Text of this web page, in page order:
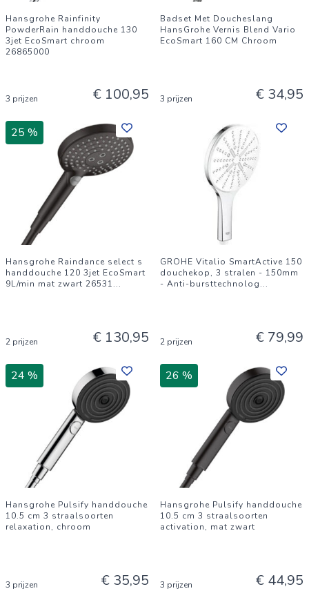
Hansgrohe Rainfinity
PowderRain handdouche 130
3jet EcoSmart chroom
26865000
3 prijzen € 100,95
Badset Met Doucheslang
HansGrohe Vernis Blend Vario
EcoSmart 160 CM Chroom
3 prijzen € 34,95
25 %
Hansgrohe Raindance select s
handdouche 120 3jet EcoSmart
9L/min mat zwart 26531...
2 prijzen € 130,95
GROHE Vitalio SmartActive 150
douchekop, 3 stralen - 150mm
- Anti-bursttechnolog...
2 prijzen € 79,99
24 %
Hansgrohe Pulsify handdouche
10.5 cm 3 straalsoorten
relaxation, chroom
3 prijzen € 35,95
26 %
Hansgrohe Pulsify handdouche
10.5 cm 3 straalsoorten
activation, mat zwart
3 prijzen € 44,95